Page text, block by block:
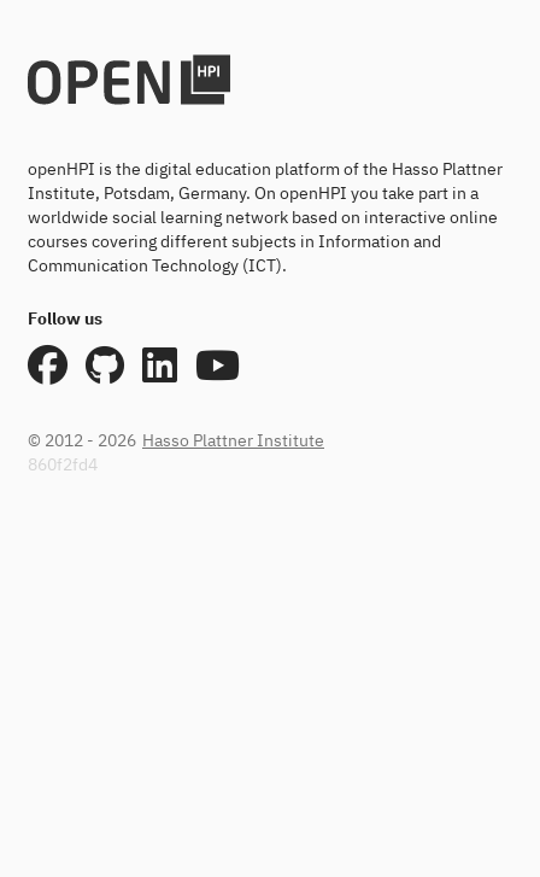
openHPI is the digital education platform of the Hasso Plattner
Institute, Potsdam, Germany. On openHPI you take part in a
worldwide social learning network based on interactive online
courses covering different subjects in Information and
Communication Technology (ICT).
Follow us
© 2012 - 2026 Hasso Plattner Institute
860f2fd4